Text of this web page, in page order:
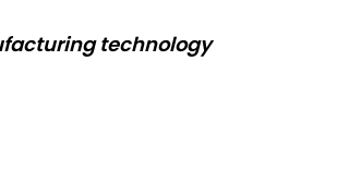
technology